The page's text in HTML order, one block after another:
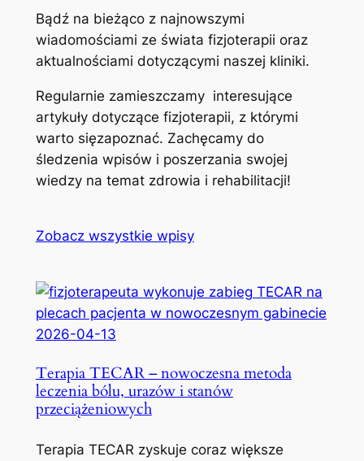
Bądź na bieżąco z najnowszymi
wiadomościami ze świata fizjoterapii oraz
aktualnościami dotyczącymi naszej kliniki.
Regularnie zamieszczamy interesujące
artykuły dotyczące fizjoterapii, z którymi
warto sięzapoznać. Zachęcamy do
śledzenia wpisów i poszerzania swojej
wiedzy na temat zdrowia i rehabilitacji!
Zobacz wszystkie wpisy
2026-04-13
Terapia TECAR – nowoczesna metoda
leczenia bólu, urazów i stanów
przeciążeniowych
Terapia TECAR zyskuje coraz większe